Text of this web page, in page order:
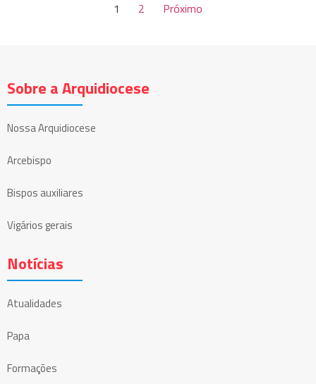
1 2 Próximo
Sobre a Arquidiocese
Nossa Arquidiocese
Arcebispo
Bispos auxiliares
Vigários gerais
Notícias
Atualidades
Papa
Formações